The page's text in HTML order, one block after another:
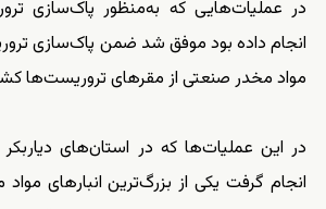
در عملیات‌هایی که به‌منظور
مواد مخدر صنعتی از مقرهای تروریست‌ها
در این عملیات‌ها که در استان‌های
انجام گرفت یکی از بزرگ‌ترین انبارهای